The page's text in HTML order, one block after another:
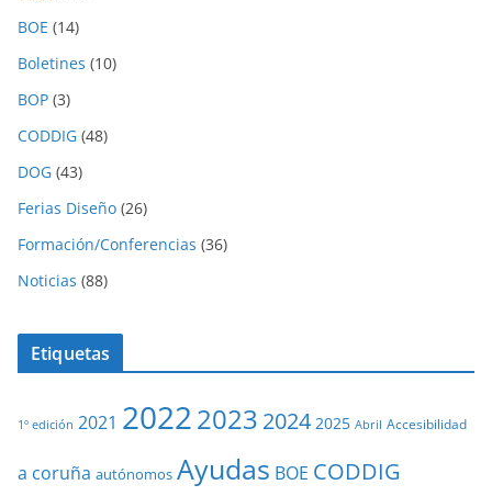
BOE (14)
Boletines (10)
BOP (3)
CODDIG (48)
DOG (43)
Ferias Diseño (26)
Formación/Conferencias (36)
Noticias (88)
Etiquetas
1º edición 2021 20222023 2024 2025 Abril Accesibilidad
a coruña autónomos Ayudas BOE CODDIG